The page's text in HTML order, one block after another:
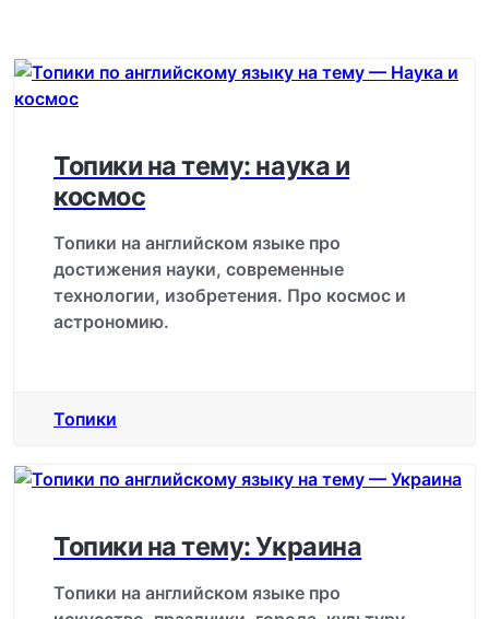
Топики на тему: наука и
космос
Топики на английском языке про
достижения науки, современные
технологии, изобретения. Про космос и
астрономию.
Топики
Топики на тему: Украина
Топики на английском языке про